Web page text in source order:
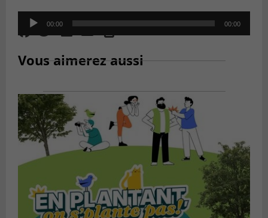
Audio
Player
00:00 00:00
Vous aimerez aussi